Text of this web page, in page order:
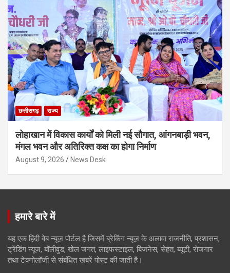
छत्तीसगढ़ राज्य
लोहाखान में विकास कार्यों को मिली नई सौगात, आंगनबाड़ी भवन,
मंगल भवन और अतिरिक्त कक्ष का होगा निर्माण
August 9, 2026 News Desk
हमारे बारे में
यह एक हिंदी वेब न्यूज़ पोर्टल है जिसमें ब्रेकिंग न्यूज़ के अलावा राजनीति, प्रशासन,
ट्रेंडिंग न्यूज, बॉलीवुड, खेल जगत, लाइफस्टाइल, बिजनेस, सेहत, ब्यूटी, रोजगार
तथा टेक्नोलॉजी से संबंधित खबरें पोस्ट की जाती है।